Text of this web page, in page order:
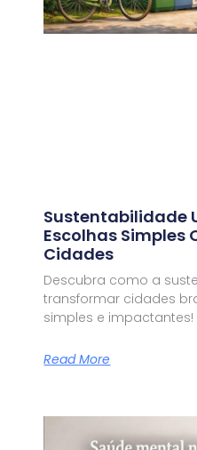
Sustentabilidade
Escolhas Simples
Cidades
Descubra como a
transformar cidades
simples e impactantes!
Read More